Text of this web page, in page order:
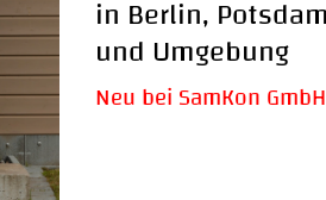
in Berlin,
und Umgebung
Neu bei SamKon